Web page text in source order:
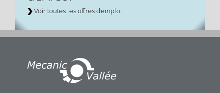
Voir toutes les offres d’emploi